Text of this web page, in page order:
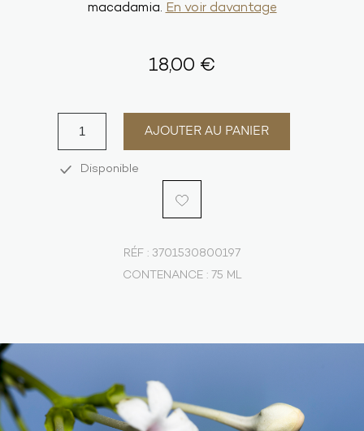
macadamia. En voir davantage
18,00 €
AJOUTER AU PANIER
Disponible
RÉF : 3701530800197
CONTENANCE : 75 ML